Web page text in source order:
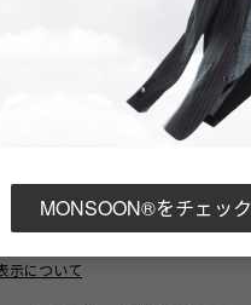
ル100%
示について
MONSOON®をチェック